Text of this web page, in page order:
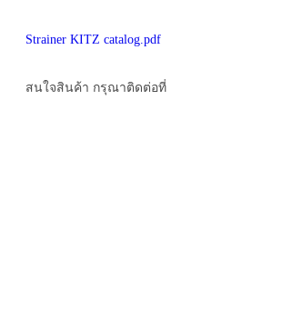
Strainer KITZ catalog.pdf
สนใจสินค้า กรุณาติดต่อที่